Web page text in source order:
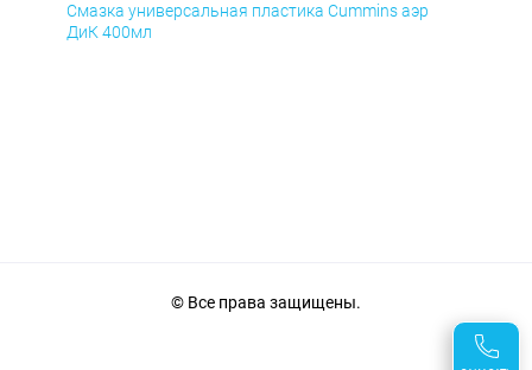
Смазка универсальная пластика Cummins аэр
ДиК 400мл
© Все права защищены.